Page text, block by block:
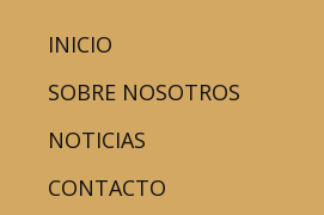
INICIO
SOBRE NOSOTROS
NOTICIAS
CONTACTO